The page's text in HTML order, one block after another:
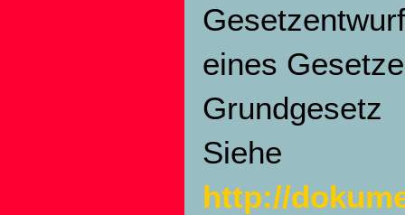
eines
Grundgesetz
Siehe
http://